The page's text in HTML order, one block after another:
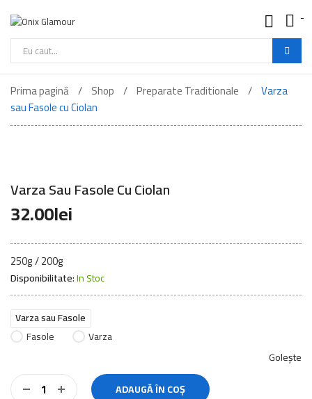
Onix
Mancare
Buna
-
Cautare
de
produse
Prima pagină Shop Preparate Traditionale
Varza
sau Fasole cu Ciolan
Varza Sau Fasole Cu Ciolan
32.00lei
250g / 200g
Disponibilitate:In Stoc
Varza sau Fasole
Fasole
Varza
Golește
ADAUGĂ ÎN COȘ